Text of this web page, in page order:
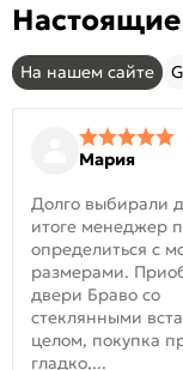
На нашем сайте
Мария
Долго выбирали
итоге менеджер
определиться с
размерами.
двери Браво со
стеклянными
целом, покупка
гладко,...